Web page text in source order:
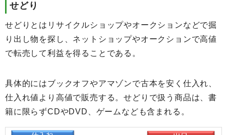
せどり
せどりとはリサイクルショップやオークションなどで掘
り出し物を探し、ネットショップやオークションで高値
で転売して利益を得ることである。
具体的にはブックオフやアマゾンで古本を安く仕入れ、
仕入れ値より高値で販売する。せどりで扱う商品は、書
籍に限らずCDやDVD、ゲームなども含まれる。